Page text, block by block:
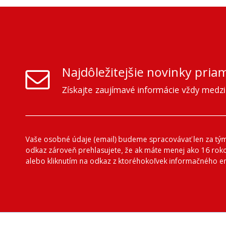
Najdôležitejšie novinky
Získajte zaujímavé informácie vždy
Vaše osobné údaje (email) budeme spracovávať len za
odkaz zároveň prehlasujete, že ak máte menej ako 16
alebo kliknutím na odkaz z ktoréhokoľvek informačného